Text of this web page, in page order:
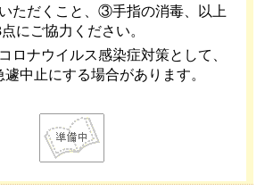
ただくこと、③手指の消毒、以上
点にご協力ください。
ロナウイルス感染症対策として、
中止にする場合があります。